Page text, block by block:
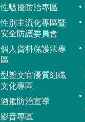
性騷擾防治專區
性別主流化專區暨
安全防護委員會
個人資料保護法專
區
型塑文官優質組織
文化專區
酒駕防治宣導
影音專區